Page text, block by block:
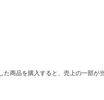
た商品を購入すると、売上の一部が